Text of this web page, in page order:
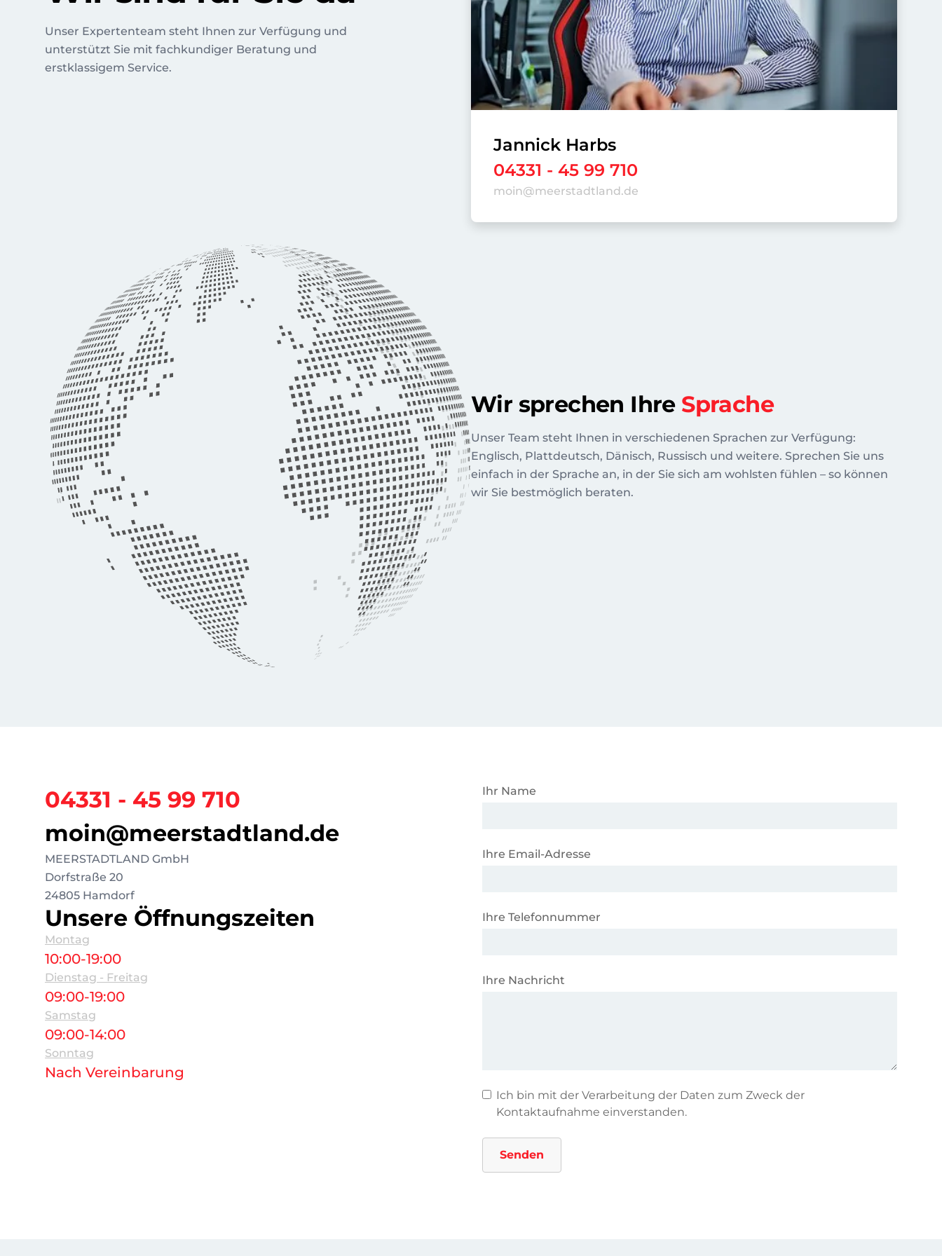
Unser Expertenteam steht Ihnen zur Verfügung und
unterstützt Sie mit fachkundiger Beratung und
erstklassigem Service.
Jannick Harbs
04331 - 45 99 710
moin@meerstadtland.de
Wir sprechen Ihre Sprache
Unser Team steht Ihnen in verschiedenen Sprachen zur Verfügung:
Englisch, Plattdeutsch, Dänisch, Russisch und weitere. Sprechen Sie uns
einfach in der Sprache an, in der Sie sich am wohlsten fühlen – so können
wir Sie bestmöglich beraten.
04331 - 45 99 710
moin@meerstadtland.de
MEERSTADTLAND GmbH
Dorfstraße 20
24805 Hamdorf
Unsere Öffnungszeiten
Montag
10:00-19:00
Dienstag - Freitag
09:00-19:00
Samstag
09:00-14:00
Sonntag
Nach Vereinbarung
Ihr Name
Ihre Email-Adresse
Ihre Telefonnummer
Ihre Nachricht
Ich bin mit der Verarbeitung der Daten zum Zweck der
Kontaktaufnahme einverstanden.